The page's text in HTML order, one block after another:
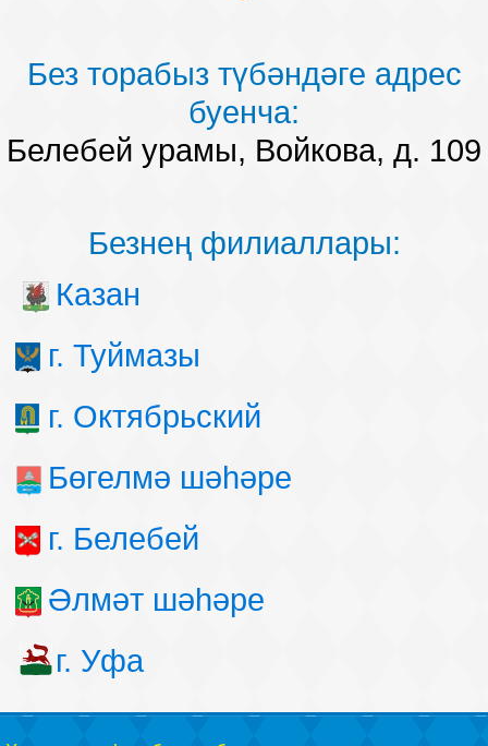
Без торабыз түбәндәге адрес
буенча:
Белебей урамы, Войкова, д. 109
Безнең филиаллары:
Казан
г. Туймазы
г. Октябрьский
Бөгелмә шәһәре
г. Белебей
Әлмәт шәһәре
г. Уфа